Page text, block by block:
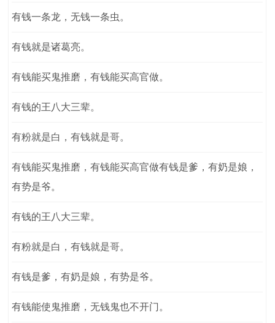
有钱一条龙，无钱一条虫。
有钱就是诸葛亮。
有钱能买鬼推磨，有钱能买高官做。
有钱的王八大三辈。
有粉就是白，有钱就是哥。
有钱能买鬼推磨，有钱能买高官做有钱是爹，有奶是娘，
有势是爷。
有钱的王八大三辈。
有粉就是白，有钱就是哥。
有钱是爹，有奶是娘，有势是爷。
有钱能使鬼推磨，无钱鬼也不开门。